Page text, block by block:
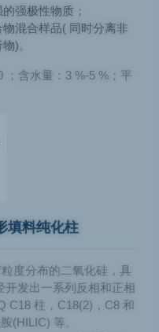
强极性物质；
混合样品( 同时分离非
)。
；含水量：3 %-5 %；平
填料纯化柱
度分布的二氧化硅，具
开发出一系列反相和正相
C18 柱，C18(2)，C8 和
(HILIC) 等。